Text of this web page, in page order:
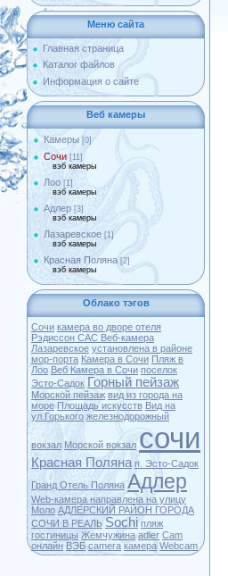
Меню сайта
Главная страница
Каталог файлов
Информация о сайте
Веб камеры
Камеры [0]
Сочи [11]
вэб камеры
Лоо [1]
вэб камеры
Адлер [3]
вэб камеры
Лазаревское [1]
вэб камеры
Красная Поляна [2]
вэб камеры
Облако тэгов
Cочи камера во дворе отеля
Рэдиссон САС Веб-камера
Лазаревское установлена в районе
мор-порта Камера в Сочи Пляж в
Лоо Веб Камера в Сочи поселок
Эсто-Садок Горный пейзаж
Морской пейзаж вид из города на
море Площадь искусств Вид на
ул.Горького железнодорожный
вокзал Морской вокзал сочи
Красная Поляна п. Эсто-Садок
Гранд Отель Поляна Адлер
Web-камера направлена на улицу
Моло АДЛЕРСКИЙ РАЙОН ГОРОДА
СОЧИ В РЕАЛЬ Sochi пляж
гостиницы Жемчужина adler Cam
онлайн ВЭБ camera камера Webcam